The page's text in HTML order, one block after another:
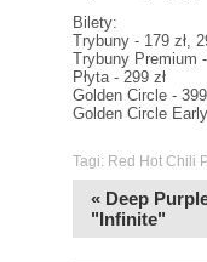
Bilety:
Trybuny - 179 zł,
Trybuny Premium
Płyta - 299 zł
Golden Circle - 399
Golden Circle
Tagi: Red Hot Chili
« Deep
"Infinite"